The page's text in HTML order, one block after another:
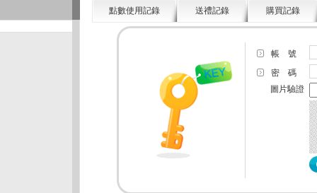
點數使用記錄 送禮記錄 購買記錄
帳 號
密 碼
圖片驗證